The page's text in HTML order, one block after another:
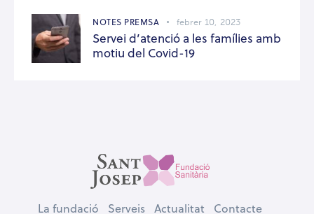
NOTES PREMSA febrer 10, 2023
Servei d’atenció a les famílies amb
motiu del Covid-19
La fundació Serveis Actualitat Contacte